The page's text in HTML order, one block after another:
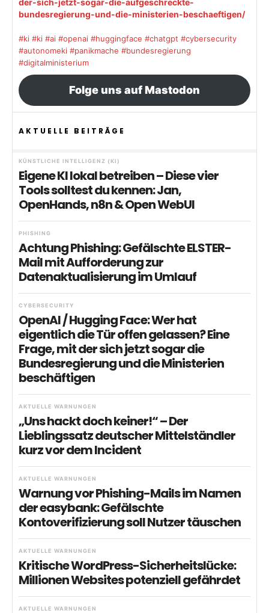
der-sich-jetzt-sogar-die-aufgeschreckte-
bundesregierung-und-die-ministerien-beschaeftigen/
#ki #ki #ai #openai #huggingface #chatgpt #cybersecurity
#autonomeki #panikmache #bundesregierung
#digitalministerium
Folge uns auf Mastodon
AKTUELLE BEITRÄGE
KÜNSTLICHE INTELLIGENZ (KI)
Eigene KI lokal betreiben – Diese vier
Tools solltest du kennen: Jan,
OpenHands, n8n & Open WebUI
PHISHING
Achtung Phishing: Gefälschte ELSTER-
Mail mit Aufforderung zur
Datenaktualisierung im Umlauf
CYBERSECURITY
OpenAI / Hugging Face: Wer hat
eigentlich die Tür offen gelassen? Eine
Frage, mit der sich jetzt sogar die
Bundesregierung und die Ministerien
beschäftigen
AKTUELLE WARNUNGEN
„Uns hackt doch keiner!“ – Der
Lieblingssatz deutscher Mittelständler
kurz vor dem Incident
AKTUELLE WARNUNGEN
Warnung vor Phishing-Mails im Namen
der easybank: Gefälschte
Kontoverifizierung soll Nutzer täuschen
AKTUELLE WARNUNGEN
Kritische WordPress-Sicherheitslücke:
Millionen Websites potenziell gefährdet
AKTUELLE WARNUNGEN